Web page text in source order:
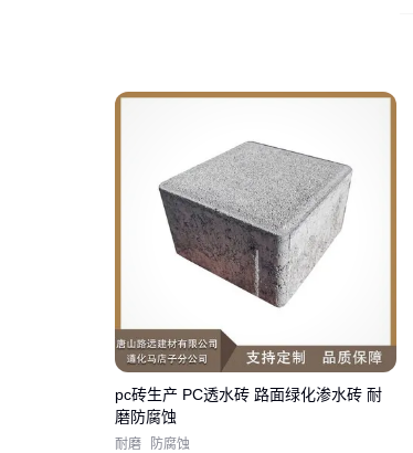
pc砖生产 PC透水砖 路面绿化渗水砖 耐
磨防腐蚀
耐磨 防腐蚀